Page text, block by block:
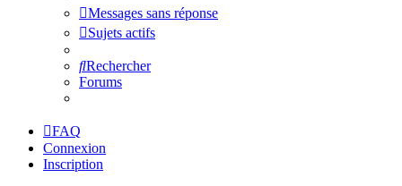
Messages sans réponse
Sujets actifs
Rechercher
Forums
FAQ
Connexion
Inscription